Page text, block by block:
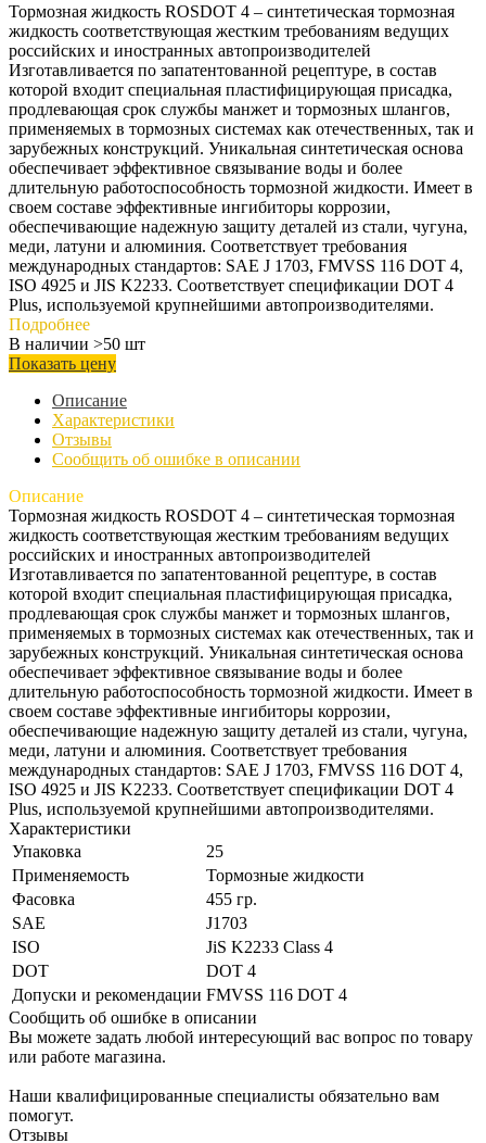
Тормозная жидкость ROSDOT 4 – синтетическая тормозная
жидкость соответствующая жестким требованиям ведущих
российских и иностранных автопроизводителей
Изготавливается по запатентованной рецептуре, в состав
которой входит специальная пластифицирующая присадка,
продлевающая срок службы манжет и тормозных шлангов,
применяемых в тормозных системах как отечественных, так и
зарубежных конструкций. Уникальная синтетическая основа
обеспечивает эффективное связывание воды и более
длительную работоспособность тормозной жидкости. Имеет в
своем составе эффективные ингибиторы коррозии,
обеспечивающие надежную защиту деталей из стали, чугуна,
меди, латуни и алюминия. Соответствует требования
международных стандартов: SAE J 1703, FMVSS 116 DOT 4,
ISO 4925 и JIS K2233. Соответствует спецификации DOT 4
Plus, используемой крупнейшими автопроизводителями.
Подробнее
В наличии >50 шт
Показать цену
Описание
Характеристики
Отзывы
Сообщить об ошибке в описании
Описание
Тормозная жидкость ROSDOT 4 – синтетическая тормозная
жидкость соответствующая жестким требованиям ведущих
российских и иностранных автопроизводителей
Изготавливается по запатентованной рецептуре, в состав
которой входит специальная пластифицирующая присадка,
продлевающая срок службы манжет и тормозных шлангов,
применяемых в тормозных системах как отечественных, так и
зарубежных конструкций. Уникальная синтетическая основа
обеспечивает эффективное связывание воды и более
длительную работоспособность тормозной жидкости. Имеет в
своем составе эффективные ингибиторы коррозии,
обеспечивающие надежную защиту деталей из стали, чугуна,
меди, латуни и алюминия. Соответствует требования
международных стандартов: SAE J 1703, FMVSS 116 DOT 4,
ISO 4925 и JIS K2233. Соответствует спецификации DOT 4
Plus, используемой крупнейшими автопроизводителями.
Характеристики
Упаковка
25
Применяемость
Тормозные жидкости
Фасовка
455 гр.
SAE
J1703
ISO
JiS K2233 Class 4
DOT
DOT 4
Допуски и рекомендации FMVSS 116 DOT 4
Сообщить об ошибке в описании
Вы можете задать любой интересующий вас вопрос по товару
или работе магазина.
Наши квалифицированные специалисты обязательно вам
помогут.
Отзывы